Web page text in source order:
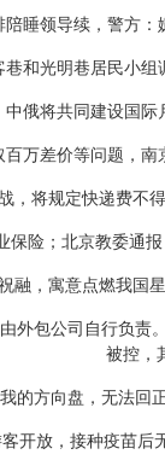
睡领导续，警方
和光明巷居民小
俄将共同建设国际
万差价等问题，
，将规定快递费不
险；北京教委通
融，寓意点燃我国
外包公司自行负
被控，
的方向盘，无法回
开放，接种疫苗